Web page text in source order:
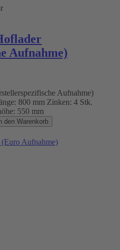
Aufnahme)
Aufnahme)
800 mm Zinken: 4 Stk.
550 mm
den Warenkorb